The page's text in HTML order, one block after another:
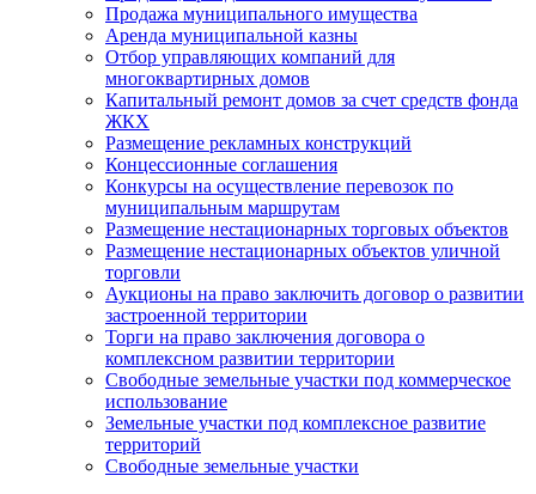
Продажа муниципального имущества
Аренда муниципальной казны
Отбор управляющих компаний для
многоквартирных домов
Капитальный ремонт домов за счет средств фонда
ЖКХ
Размещение рекламных конструкций
Концессионные соглашения
Конкурсы на осуществление перевозок по
муниципальным маршрутам
Размещение нестационарных торговых объектов
Размещение нестационарных объектов уличной
торговли
Аукционы на право заключить договор о развитии
застроенной территории
Торги на право заключения договора о
комплексном развитии территории
Свободные земельные участки под коммерческое
использование
Земельные участки под комплексное развитие
территорий
Свободные земельные участки